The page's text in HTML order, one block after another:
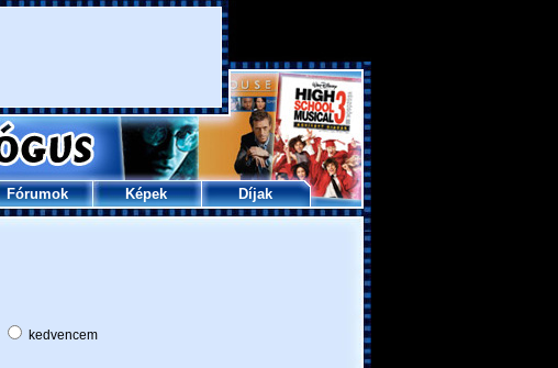
Fórumok Képek Díjak
kedvencem